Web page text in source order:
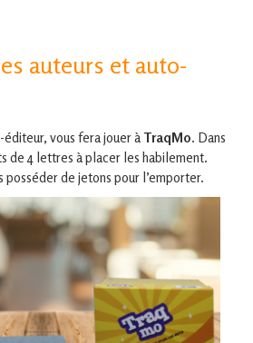
auteurs et auto-
éditeur, vous fera jouer à TraqMo. Dans
de 4 lettres à placer les habilement.
posséder de jetons pour l’emporter.